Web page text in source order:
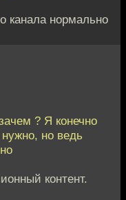
канала нормально
? Я конечно
но ведь
контент.